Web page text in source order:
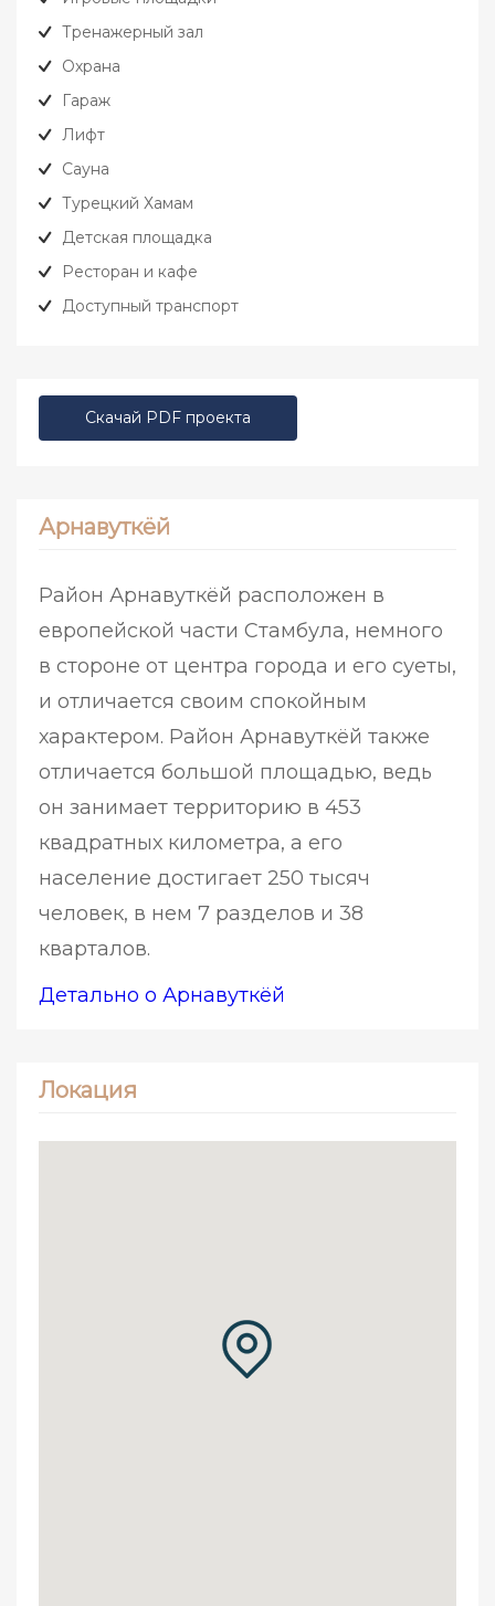
Тренажерный зал
Охрана
Гараж
Лифт
Сауна
Турецкий Хамам
Детская площадка
Ресторан и кафе
Доступный транспорт
Скачай PDF проекта
Арнавуткёй
Район Арнавуткёй расположен в
европейской части Стамбула, немного
в стороне от центра города и его суеты,
и отличается своим спокойным
характером. Район Арнавуткёй также
отличается большой площадью, ведь
он занимает территорию в 453
квадратных километра, а его
население достигает 250 тысяч
человек, в нем 7 разделов и 38
кварталов.
Детально о Арнавуткёй
Локация